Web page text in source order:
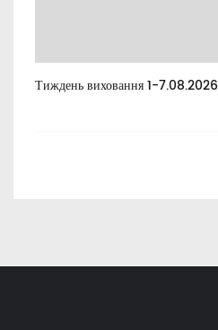
Тиждень виховання 1-7.08.2026